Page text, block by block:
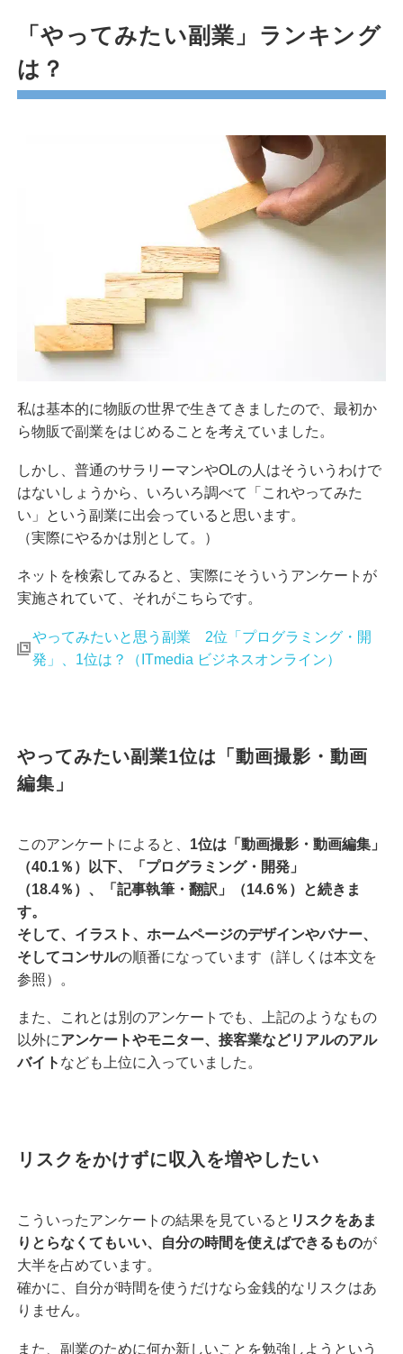
「やってみたい副業」ランキング
は？
私は基本的に物販の世界で生きてきましたので、最初か
ら物販で副業をはじめることを考えていました。
しかし、普通のサラリーマンやOLの人はそういうわけで
はないしょうから、いろいろ調べて「これやってみた
い」という副業に出会っていると思います。
（実際にやるかは別として。）
ネットを検索してみると、実際にそういうアンケートが
実施されていて、それがこちらです。
やってみたいと思う副業 2位「プログラミング・開
発」、1位は？（ITmedia ビジネスオンライン）
やってみたい副業1位は「動画撮影・動画
編集」
このアンケートによると、 1位は「動画撮影・動画編集」
（40.1％）以下、「プログラミング・開発」
（18.4％）、「記事執筆・翻訳」（14.6％）と続きま
す。
そして、イラスト、ホームページのデザインやバナー、
そしてコンサルの順番になっています（詳しくは本文を
参照）。
また、これとは別のアンケートでも、上記のようなもの
以外にアンケートやモニター、接客業などリアルのアル
バイト なども上位に入っていました。
リスクをかけずに収入を増やしたい
こういったアンケートの結果を見ていると リスクをあま
りとらなくてもいい、自分の時間を使えばできるものが
大半を占めています。
確かに、自分が時間を使うだけなら金銭的なリスクはあ
りません。
また、副業のために何か新しいことを勉強しようという